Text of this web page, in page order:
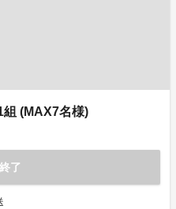
組 (MAX7名様)
了